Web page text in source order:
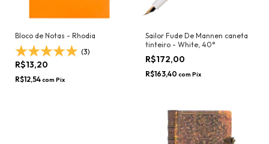
Bloco de Notas - Rhodia
(3)
R$13,20
R$12,54com Pix
Sailor Fude De Mannen caneta
tinteiro - White, 40°
R$172,00
R$163,40 com Pix